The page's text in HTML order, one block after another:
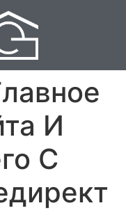
И
С